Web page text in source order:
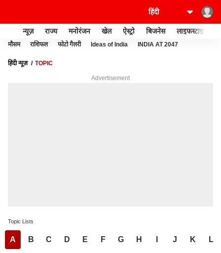
न्यूज़ राज्य मनोरंजन खेल ऐस्ट्रो बिजनेस लाइफस्टाइल
मौसम राशिफल फोटो गैलरी Ideas of India INDIA AT 2047
हिंदी न्यूज़ TOPIC
Advertisement
Topic Lists
A B C D E F G H J K L